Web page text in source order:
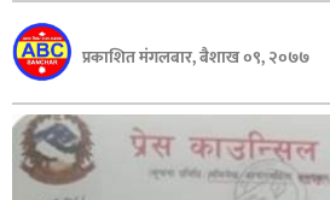
स्वास्थ्य
भिडियो
बिशेष
भिडियो
प्रकाशित मंगलबार, बैशाख ०९, २०७७